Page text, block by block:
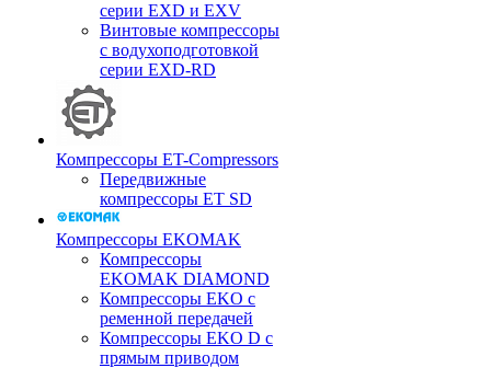
серии EXD и EXV
Винтовые компрессоры
с водухоподготовкой
серии EXD-RD
Компрессоры ET-Compressors
Передвижные
компрессоры ET SD
Компрессоры EKOMAK
Компрессоры
EKOMAK DIAMOND
Компрессоры EKO c
ременной передачей
Компрессоры EKO D с
прямым приводом